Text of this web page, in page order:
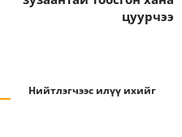
цуурчээ
Нийтлэгчээс илүү ихийг